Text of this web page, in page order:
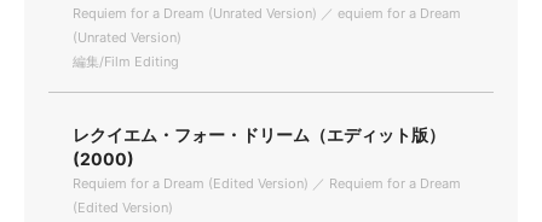
Requiem for a Dream (Unrated Version) ／ equiem for a Dream
(Unrated Version)
編集/Film Editing
レクイエム・フォー・ドリーム（エディット版）
(2000)
Requiem for a Dream (Edited Version) ／ Requiem for a Dream
(Edited Version)